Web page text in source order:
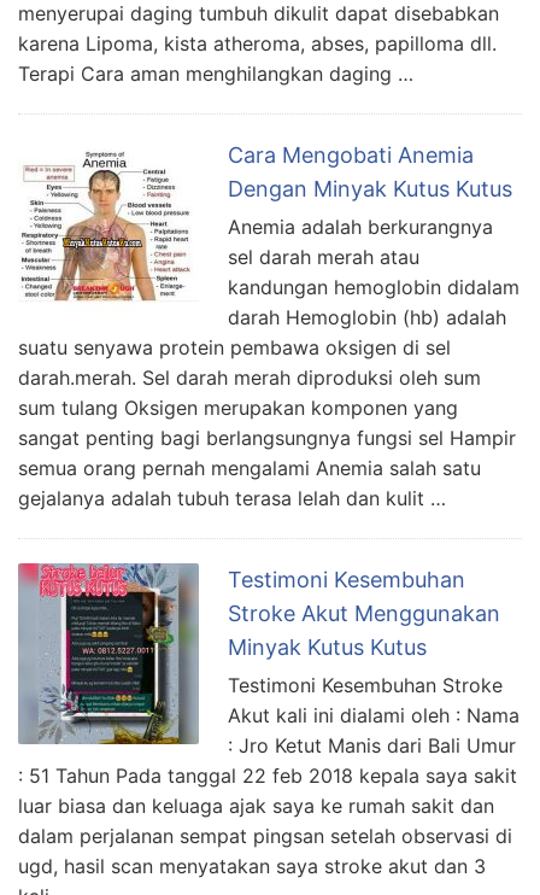
menyerupai daging tumbuh dikulit dapat disebabkan
karena Lipoma, kista atheroma, abses, papilloma dll.
Terapi Cara aman menghilangkan daging …
Cara Mengobati Anemia
Dengan Minyak Kutus Kutus
Anemia adalah berkurangnya
sel darah merah atau
kandungan hemoglobin didalam
darah Hemoglobin (hb) adalah
suatu senyawa protein pembawa oksigen di sel
darah.merah. Sel darah merah diproduksi oleh sum
sum tulang Oksigen merupakan komponen yang
sangat penting bagi berlangsungnya fungsi sel Hampir
semua orang pernah mengalami Anemia salah satu
gejalanya adalah tubuh terasa lelah dan kulit …
Testimoni Kesembuhan
Stroke Akut Menggunakan
Minyak Kutus Kutus
Testimoni Kesembuhan Stroke
Akut kali ini dialami oleh : Nama
: Jro Ketut Manis dari Bali Umur
: 51 Tahun Pada tanggal 22 feb 2018 kepala saya sakit
luar biasa dan keluaga ajak saya ke rumah sakit dan
dalam perjalanan sempat pingsan setelah observasi di
ugd, hasil scan menyatakan saya stroke akut dan 3